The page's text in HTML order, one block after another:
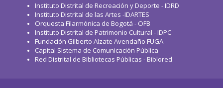
Instituto Distrital de Recreación y Deporte - IDRD
Instituto Distrital de las Artes -IDARTES
Orquesta Filarmónica de Bogotá - OFB
Instituto Distrital de Patrimonio Cultural - IDPC
Fundación Gilberto Alzate Avendaño FUGA
Capital Sistema de Comunicación Pública
Red Distrital de Bibliotecas Públicas - Biblored